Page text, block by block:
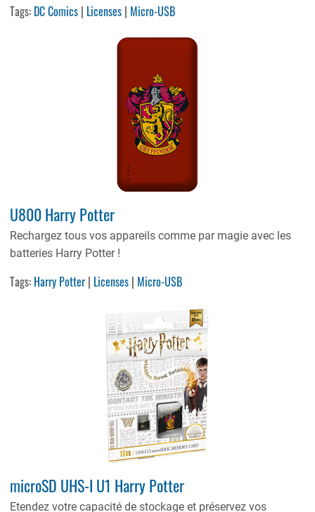
Tags: DC Comics | Licenses | Micro-USB
U800 Harry Potter
Rechargez tous vos appareils comme par magie avec les
batteries Harry Potter !
Tags: Harry Potter | Licenses | Micro-USB
microSD UHS-I U1 Harry Potter
Etendez votre capacité de stockage et préservez vos